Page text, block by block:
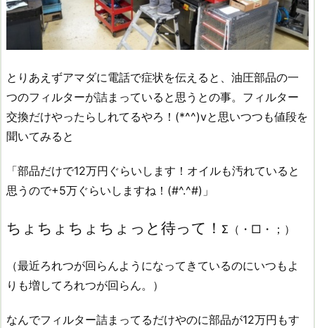
とりあえずアマダに電話で症状を伝えると、油圧部品の一
つのフィルターが詰まっていると思うとの事。フィルター
交換だけやったらしれてるやろ！(*^^)vと思いつつも値段を
聞いてみると
「部品だけで12万円ぐらいします！オイルも汚れていると
思うので+5万ぐらいしますね！(#^.^#)」
ちょちょちょちょっと待って！ Σ（・□・；）
（最近ろれつが回らんようになってきているのにいつもよ
りも増してろれつが回らん。）
なんでフィルター詰まってるだけやのに部品が12万円もす